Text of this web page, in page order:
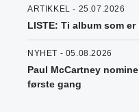
ARTIKKEL - 25.07.2026
LISTE: Ti album som
NYHET - 05.08.2026
Paul McCartney
første gang